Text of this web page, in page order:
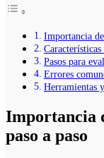
Importancia
Pasos para
Errores
Herramientas
Importancia
paso a paso